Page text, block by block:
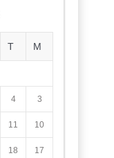
M
T
3
4
10
11
17
18